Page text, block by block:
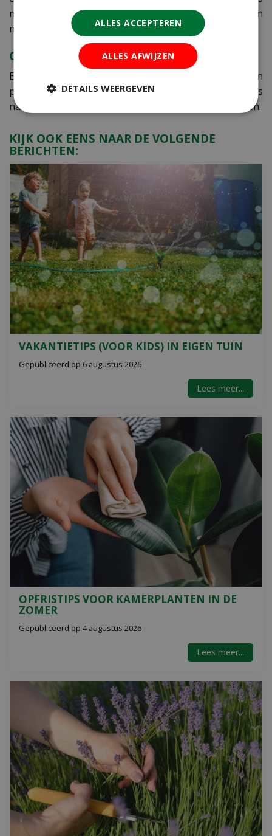
met water tot net onder de bol en geef hem weer een
mooie en warme plek in je woonkamer.
CADEAUTIP
Een bos amaryllissen, maar ook een amaryllis in een
pot, kerststuk of in een speciaal amaryllisglas is
natuurlijk ook een prachtig cadeau voor de feestdagen.
KIJK OOK EENS NAAR DE VOLGENDE
BERICHTEN:
VAKANTIETIPS (VOOR KIDS) IN EIGEN TUIN
Gepubliceerd op 6 augustus 2026
Lees meer...
OPFRISTIPS VOOR KAMERPLANTEN IN DE
ZOMER
Gepubliceerd op 4 augustus 2026
Lees meer...
ALLES ACCEPTEREN
ALLES AFWIJZEN
DETAILS WEERGEVEN